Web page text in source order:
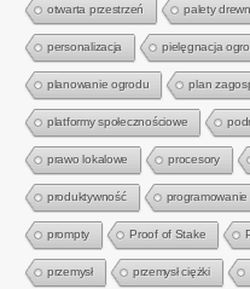
otwarta przestrzeń palety
personalizacja pielęgnacja
planowanie ogrodu plan
platformy społecznościowe
prawo lokalowe procesory
produktywność programowanie
prompty Proof of Stake
przemysł przemysł ciężki